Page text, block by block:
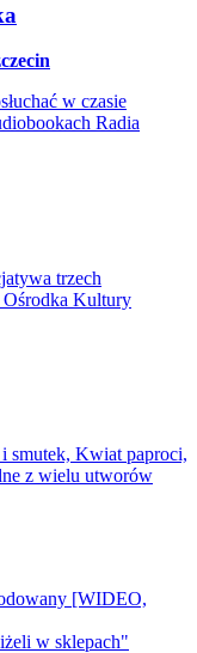
w czasie
Radia
trzech
Kultury
smutek, Kwiat paproci,
z wielu utworów
[WIDEO,
w sklepach"